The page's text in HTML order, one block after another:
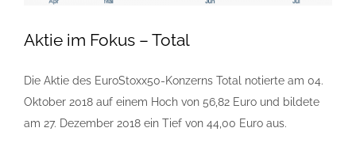
Aktie im Fokus – Total
Die Aktie des EuroStoxx50-Konzerns Total notierte am 04.
Oktober 2018 auf einem Hoch von 56,82 Euro und bildete
am 27. Dezember 2018 ein Tief von 44,00 Euro aus.